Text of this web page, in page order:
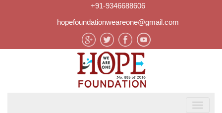
+91-9346688606
hopefoundationweareone@gmail.com